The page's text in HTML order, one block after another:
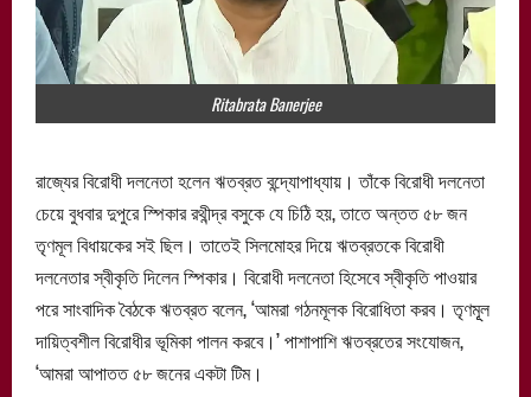
Ritabrata Banerjee
রাজ্যের বিরোধী দলনেতা হলেন ঋতব্রত বন্দ্যোপাধ্যায়। তাঁকে বিরোধী দলনেতা
চেয়ে বুধবার দুপুরে স্পিকার রথীন্দ্র বসুকে যে চিঠি হয়, তাতে অন্তত ৫৮ জন
তৃণমূল বিধায়কের সই ছিল। তাতেই সিলমোহর দিয়ে ঋতব্রতকে বিরোধী
দলনেতার স্বীকৃতি দিলেন স্পিকার। বিরোধী দলনেতা হিসেবে স্বীকৃতি পাওয়ার
পরে সাংবাদিক বৈঠকে ঋতব্রত বলেন, ‘আমরা গঠনমূলক বিরোধিতা করব। তৃণমূূল
দায়িত্বশীল বিরোধীর ভূমিকা পালন করবে।’ পাশাপাশি ঋতব্রতের সংযোজন,
‘আমরা আপাতত ৫৮ জনের একটা টিম।